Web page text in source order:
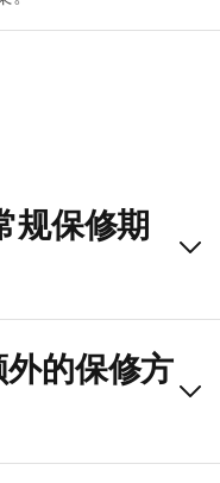
规保修期
的保修方